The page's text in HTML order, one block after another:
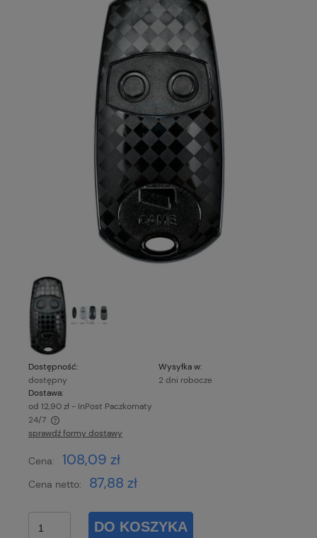
Dostępność:
dostępny
Wysyłka w:
2 dni robocze
Dostawa:
od 12,90 zł - InPost Paczkomaty
24/7
Cena nie zawiera ewentualnych kosztów płatności
sprawdź formy dostawy
Cena: 108,09 zł
Cena netto: 87,88 zł
DO KOSZYKA